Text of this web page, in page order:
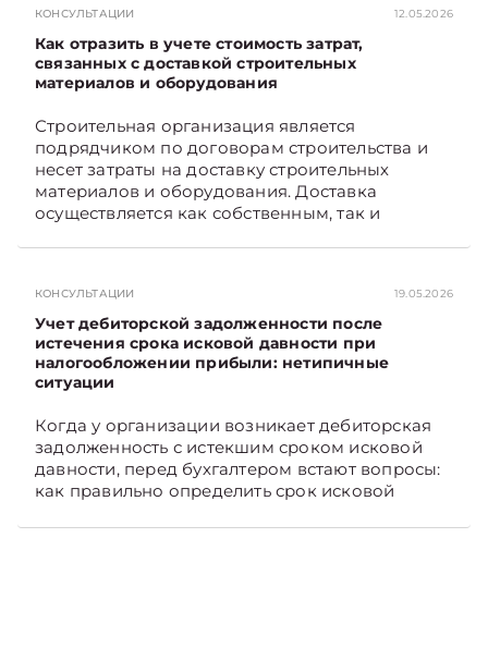
КОНСУЛЬТАЦИИ 12.05.2026
Как отразить в учете стоимость затрат,
связанных с доставкой строительных
материалов и оборудования
Строительная организация является
подрядчиком по договорам строительства и
несет затраты на доставку строительных
материалов и оборудования. Доставка
осуществляется как собственным, так и
Viber, чтобы не пропускать новые статьи
TelegramViber
КОНСУЛЬТАЦИИ 19.05.2026
Учет дебиторской задолженности после
истечения срока исковой давности при
налогообложении прибыли: нетипичные
ситуации
Когда у организации возникает дебиторская
задолженность с истекшим сроком исковой
давности, перед бухгалтером встают вопросы:
как правильно определить срок исковой
задолженность. Рассмотрим это на